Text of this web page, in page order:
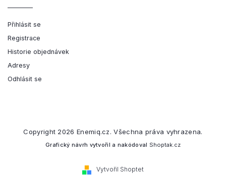
Přihlásit se
Registrace
Historie objednávek
Adresy
Odhlásit se
Vytvořil Shoptet
Copyright 2026 Enemiq.cz. Všechna práva vyhrazena.
Grafický návrh vytvořil a nakódoval Shoptak.cz